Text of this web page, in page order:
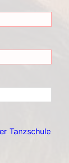
Tanzschule